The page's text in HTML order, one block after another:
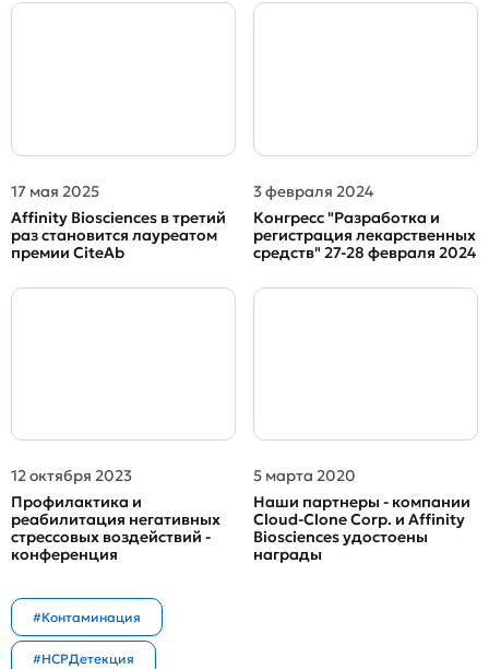
17 мая 2025
Affinity Biosciences в третий
раз становится лауреатом
премии CiteAb
3 февраля 2024
Конгресс "Разработка и
регистрация лекарственных
средств" 27-28 февраля 2024
12 октября 2023
Профилактика и
реабилитация негативных
стрессовых воздействий -
конференция
5 марта 2020
Наши партнеры - компании
Cloud-Clone Corp. и Affinity
Biosciences удостоены
награды
#Контаминация
#HCPДетекция